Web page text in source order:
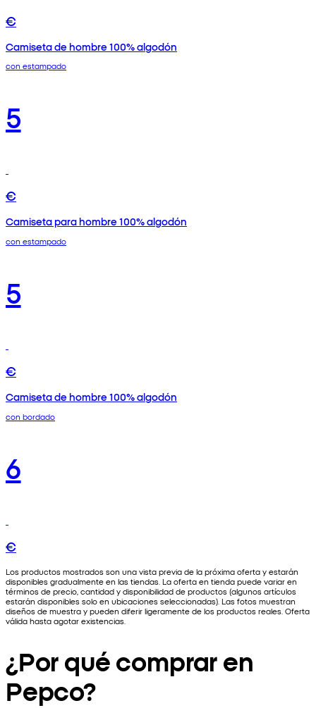
€
Camiseta de hombre 100% algodón
con estampado
5
€
Camiseta para hombre 100% algodón
con estampado
5
€
Camiseta de hombre 100% algodón
con bordado
6
€
Los productos mostrados son una vista previa de la próxima oferta y estarán
disponibles gradualmente en las tiendas. La oferta en tienda puede variar en
términos de precio, cantidad y disponibilidad de productos (algunos artículos
estarán disponibles solo en ubicaciones seleccionadas). Las fotos muestran
diseños de muestra y pueden diferir ligeramente de los productos reales. Oferta
válida hasta agotar existencias.
¿Por qué comprar en
Pepco?